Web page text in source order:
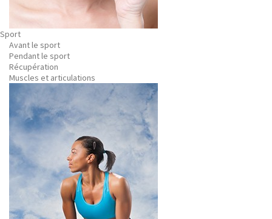
Sport
Avant le sport
Pendant le sport
Récupération
Muscles et articulations